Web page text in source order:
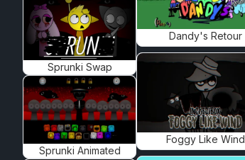
Sprunki Swap
Sprunki Animated
Dandy's Retour
Foggy Like Wind